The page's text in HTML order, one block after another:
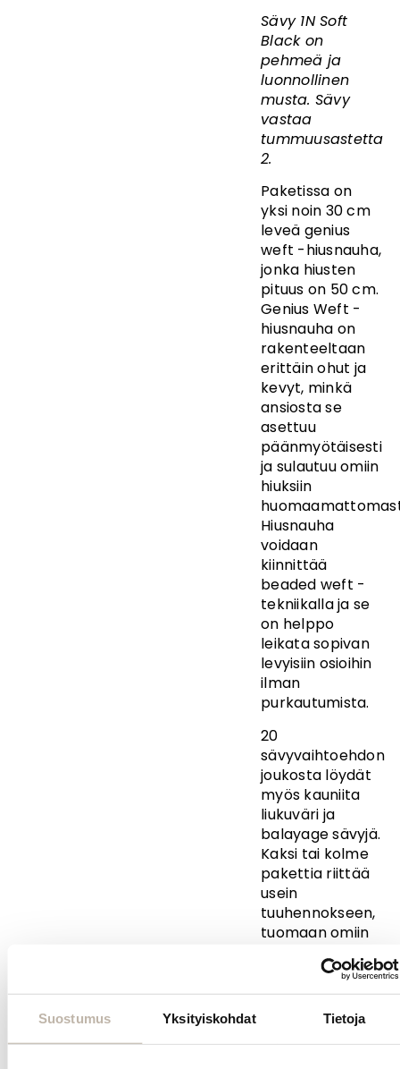
Suostumus Yksityiskohdat Tietoja
Sävy 1N Soft
Black on
pehmeä ja
luonnollinen
musta. Sävy
vastaa
tummuusastetta
2.
Paketissa on
yksi noin 30 cm
leveä genius
weft -hiusnauha,
jonka hiusten
pituus on 50 cm.
Genius Weft -
hiusnauha on
rakenteeltaan
erittäin ohut ja
kevyt, minkä
ansiosta se
asettuu
päänmyötäisesti
ja sulautuu omiin
hiuksiin
Hiusnauha
voidaan
kiinnittää
beaded weft -
tekniikalla ja se
on helppo
leikata sopivan
levyisiin osioihin
ilman
purkautumista.
20
sävyvaihtoehdon
joukosta löydät
myös kauniita
liukuväri ja
balayage sävyjä.
Kaksi tai kolme
pakettia riittää
usein
tuuhennokseen,
tuomaan omiin
runsautta ja
tuuheutta. Koko
pidennykseen
tarvitaan